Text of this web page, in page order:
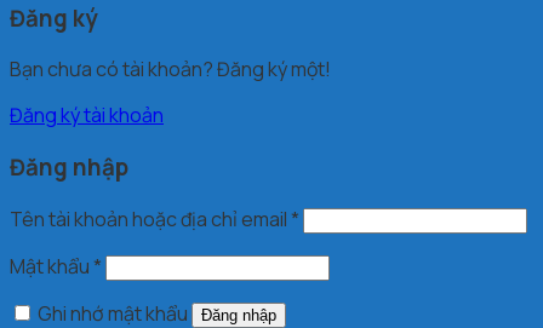
Đăng ký
Bạn chưa có tài khoản? Đăng ký một!
Đăng ký tài khoản
Đăng nhập
Tên tài khoản hoặc địa chỉ email*
Mật khẩu*
Ghi nhớ mật khẩu
Đăng nhập